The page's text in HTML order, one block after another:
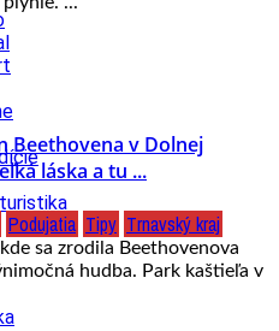
Beethovena v Dolnej
láska a tu ...
Podujatia Tipy Trnavský kraj
sa zrodila Beethovenova
hudba. Park kaštieľa v